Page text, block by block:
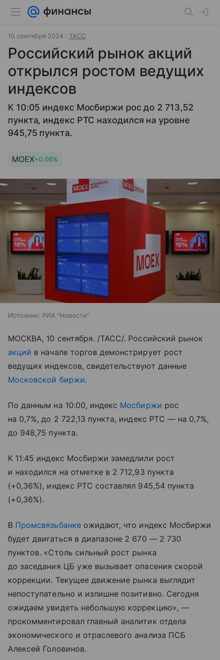
10 сентября 2024 ТАСС
Российский рынок акций
открылся ростом ведущих
индексов
К 10:05 индекс Мосбиржи рос до 2 713,52
пункта, индекс РТС находился на уровне
945,75 пункта.
MOEX+0.06%
Источник: РИА "Новости"
МОСКВА, 10 сентября. /ТАСС/. Российский рынок
акций в начале торгов демонстрирует рост
ведущих индексов, свидетельствуют данные
Московской биржи.
По данным на 10:00, индекс Мосбиржи рос
на 0,7%, до 2 722,13 пункта, индекс РТС — на 0,7%,
до 948,75 пункта.
К 11:45 индекс Мосбиржи замедлили рост
и находился на отметке в 2 712,93 пункта
(+0,36%), индекс РТС составлял 945,54 пункта
(+0,36%).
В Промсвязьбанкеожидают, что индекс Мосбиржи
будет двигаться в диапазоне 2 670 — 2 730
пунктов. «Столь сильный рост рынка
до заседания ЦБ уже вызывает опасения скорой
коррекции. Текущее движение рынка выглядит
непоступательно и излишне позитивно. Сегодня
ожидаем увидеть небольшую коррекцию», —
прокомментировал главный аналитик отдела
экономического и отраслевого анализа ПСБ
Алексей Головинов.